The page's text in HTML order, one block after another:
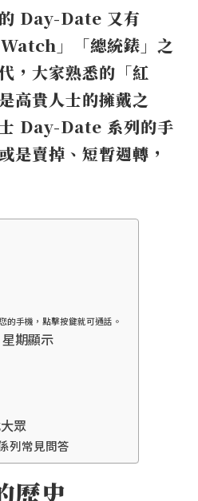
Day-Date 又有
」「總統錶」之
，大家熟悉的「紅
高貴人士的擁戴之
Day-Date 系列的手
是賣掉、短暫週轉，
的手機，點擊按鍵就可通話。
期顯示
眾
列常見問答
歷史